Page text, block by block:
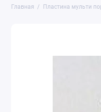
Главная Пластина мульти